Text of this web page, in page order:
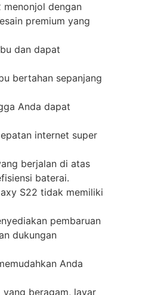
menonjol dengan
premium yang
dan dapat
bertahan sepanjang
Anda dapat
internet super
berjalan di atas
baterai.
S22 tidak memiliki
pembaruan
dukungan
Anda
beragam, layar